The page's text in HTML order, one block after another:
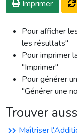
Imprimer
Pour afficher
les résultats"
Pour imprimer
"Imprimer"
Pour générer
"Générer une
Trouver
Maîtriser